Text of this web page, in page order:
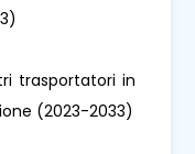
trasportatori in
(2023-2033)